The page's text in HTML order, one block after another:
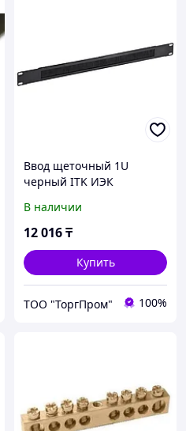
Ввод щеточный 1U
черный ITK ИЭК
В наличии
12 016₸
Купить
ТОО "ТоргПром" 100%